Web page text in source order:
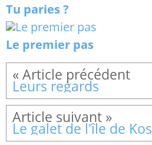
Tu paries ?
Le premier pas
Leurs regards
Le galet de l'île de Kos